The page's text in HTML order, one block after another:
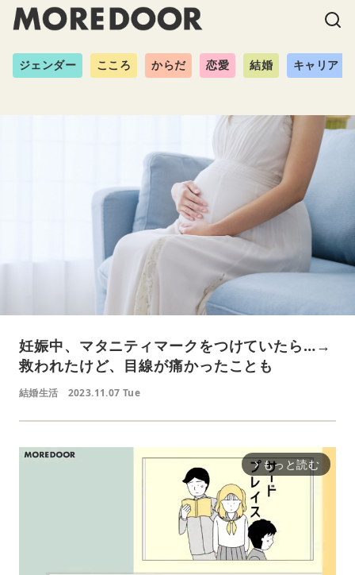
ジェンダー こころ からだ 恋愛 結婚 キャリア
妊娠中、マタニティマークをつけていたら…→
救われたけど、目線が痛かったことも
結婚生活 2023.11.07 Tue
arrow_forward_ios もっと読む